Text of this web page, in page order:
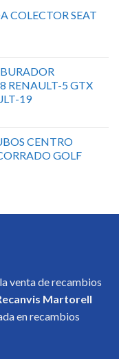
COLECTOR SEAT
RENAULT-5 GTX
19
CENTRO
GOLF
venta de recambios
Martorell
en recambios